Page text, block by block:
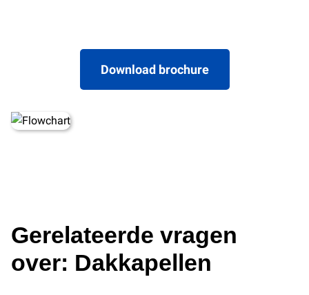
Download brochure
Gerelateerde vragen
over: Dakkapellen